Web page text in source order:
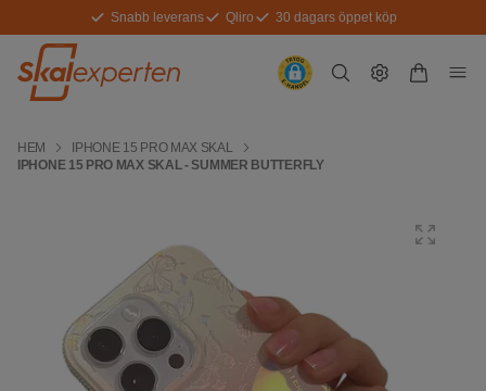
Snabb leverans Qliro 30 dagars öppet köp
HEM
IPHONE 15 PRO MAX SKAL
IPHONE 15 PRO MAX SKAL - SUMMER BUTTERFLY